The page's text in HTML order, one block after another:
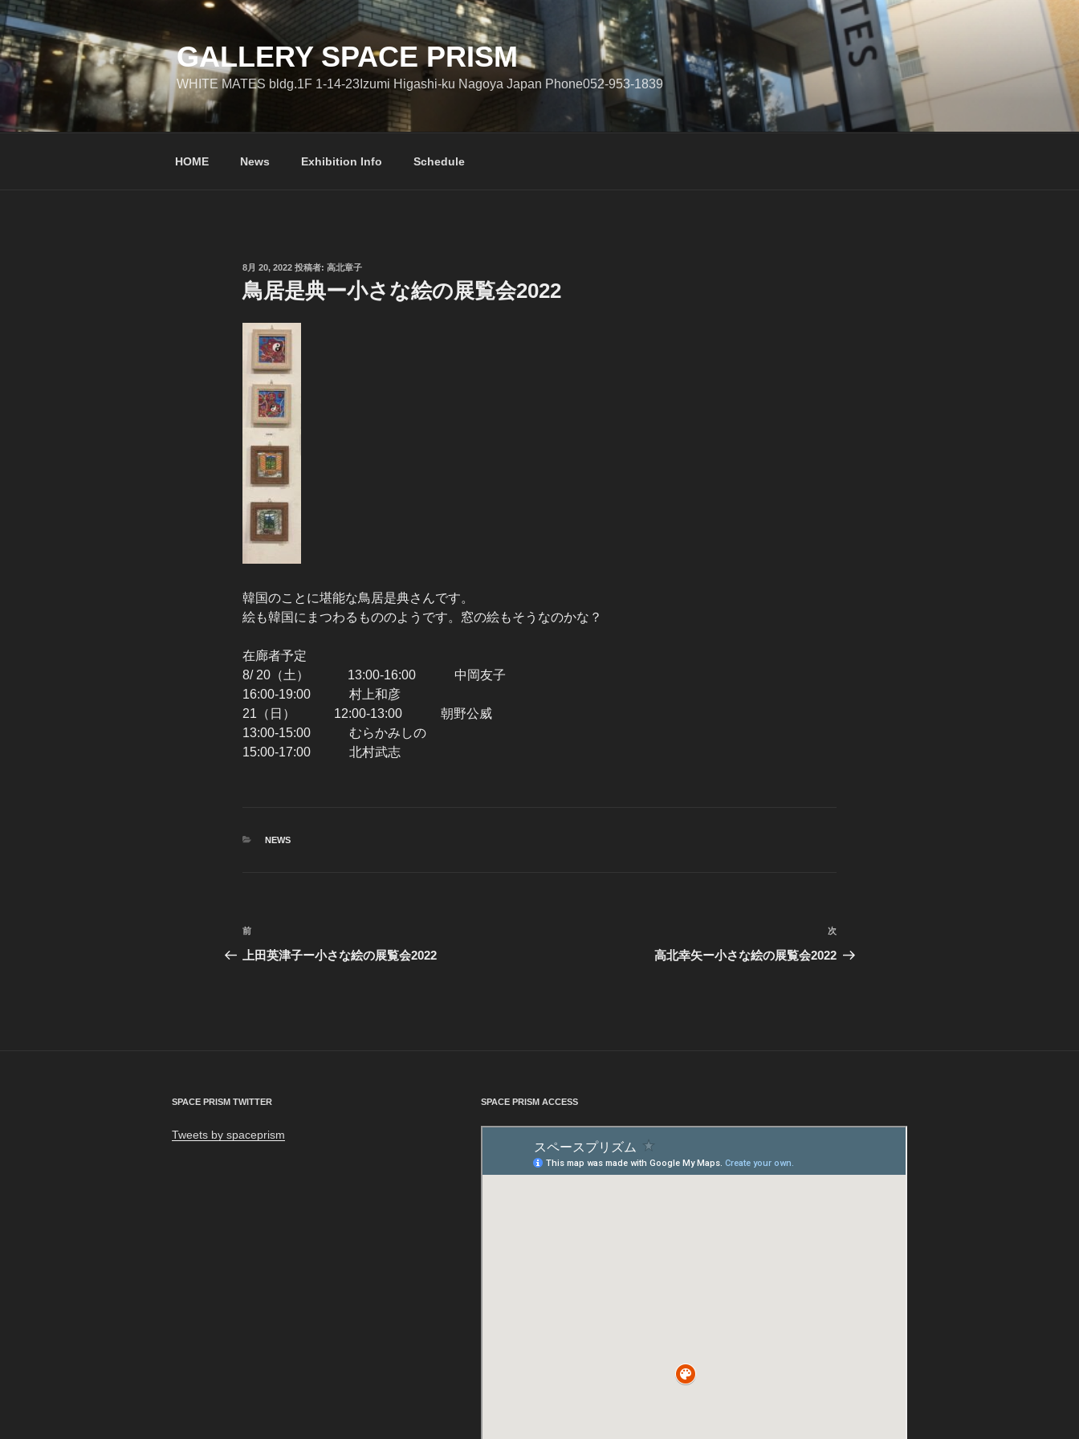
コ
ン
テ
ン
ツ
ス
GALLERY SPACE PRISM
WHITE MATES bldg.1F 1-14-23Izumi Higashi-ku Nagoya Japan Phone052-953-1839
HOME News Exhibition Info Schedule
投
稿
日:
8月 20, 2022 投稿者: 高北章子
鳥居是典ー小さな絵の展覧会2022
韓国のことに堪能な鳥居是典さんです。
絵も韓国にまつわるもののようです。窓の絵もそうなのかな？
在廊者予定
8/ 20（土） 13:00-16:00 中岡友子
16:00-19:00 村上和彦
21（日） 12:00-13:00 朝野公威
13:00-15:00 むらかみしの
15:00-17:00 北村武志
カ
NEWS
投
稿
シ
ョ
前
の
前
上田英津子ー小さな絵の展覧会2022
次
の
次
高北幸矢ー小さな絵の展覧会2022
SPACE PRISM TWITTER
Tweets by spaceprism
SPACE PRISM ACCESS